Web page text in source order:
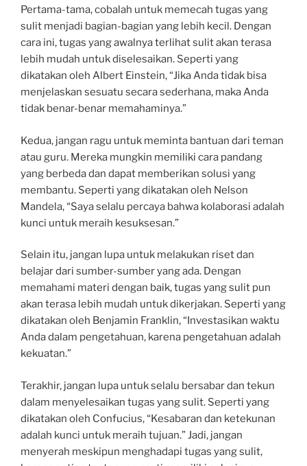
Pertama-tama, cobalah untuk memecah tugas yang
sulit menjadi bagian-bagian yang lebih kecil. Dengan
cara ini, tugas yang awalnya terlihat sulit akan terasa
lebih mudah untuk diselesaikan. Seperti yang
dikatakan oleh Albert Einstein, “Jika Anda tidak bisa
menjelaskan sesuatu secara sederhana, maka Anda
tidak benar-benar memahaminya.”
Kedua, jangan ragu untuk meminta bantuan dari teman
atau guru. Mereka mungkin memiliki cara pandang
yang berbeda dan dapat memberikan solusi yang
membantu. Seperti yang dikatakan oleh Nelson
Mandela, “Saya selalu percaya bahwa kolaborasi adalah
kunci untuk meraih kesuksesan.”
Selain itu, jangan lupa untuk melakukan riset dan
belajar dari sumber-sumber yang ada. Dengan
memahami materi dengan baik, tugas yang sulit pun
akan terasa lebih mudah untuk dikerjakan. Seperti yang
dikatakan oleh Benjamin Franklin, “Investasikan waktu
Anda dalam pengetahuan, karena pengetahuan adalah
kekuatan.”
Terakhir, jangan lupa untuk selalu bersabar dan tekun
dalam menyelesaikan tugas yang sulit. Seperti yang
dikatakan oleh Confucius, “Kesabaran dan ketekunan
adalah kunci untuk meraih tujuan.” Jadi, jangan
menyerah meskipun menghadapi tugas yang sulit,